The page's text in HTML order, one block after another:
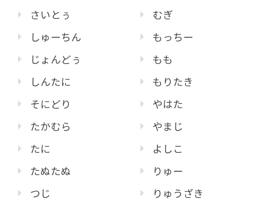
さいとぅ
しゅーちん
じょんどぅ
しんたに
そにどり
たかむら
たに
たぬたぬ
つじ
むぎ
もっちー
もも
もりたき
やはた
やまじ
よしこ
りゅー
りゅうざき